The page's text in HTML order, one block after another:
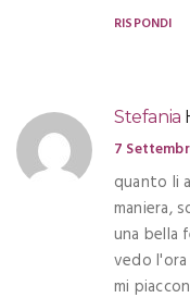
RISPONDI
Stefania
7
quanto li
maniera,
una bella
vedo
mi